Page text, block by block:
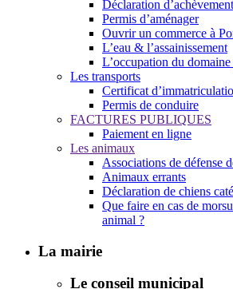
Déclaration
Permis d’aménager
Ouvrir un commerce à
L’eau & l’assainissement
L’occupation du
Les transports
Certificat
Permis de conduire
FACTURES PUBLIQUES
Paiement en ligne
Les animaux
Associations de défense
Animaux errants
Déclaration de chiens
Que faire en cas de
animal ?
La mairie
Le conseil municipal